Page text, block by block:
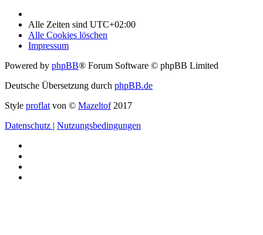
Alle Zeiten sind UTC+02:00
Alle Cookies löschen
Impressum
Powered by phpBB® Forum Software © phpBB Limited
Deutsche Übersetzung durch phpBB.de
Style proflatvon © Mazeltof2017
Datenschutz
Nutzungsbedingungen